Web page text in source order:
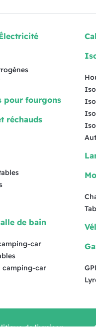
pour fourgons
réchauds
de bain
car
camping-car